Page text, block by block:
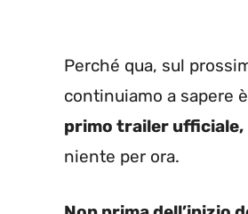
Perché qua, sul
continuiamo a sapere
primo trailer ufficiale,
niente per ora.